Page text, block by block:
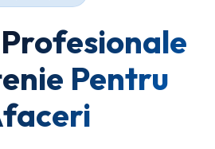
Pentru